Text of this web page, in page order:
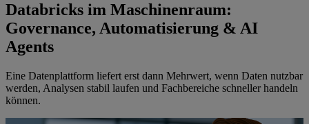
Databricks im Maschinenraum:
Governance, Automatisierung & AI
Agents
Eine Datenplattform liefert erst dann Mehrwert, wenn Daten nutzbar
werden, Analysen stabil laufen und Fachbereiche schneller handeln
können.